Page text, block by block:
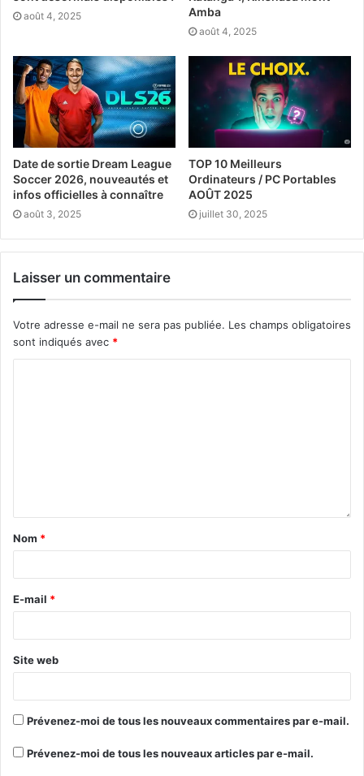
août 4, 2025
Amba
août 4, 2025
Date de sortie Dream League
Soccer 2026, nouveautés et
infos officielles à connaître
août 3, 2025
TOP 10 Meilleurs
Ordinateurs / PC Portables
AOÛT 2025
juillet 30, 2025
Laisser un commentaire
Votre adresse e-mail ne sera pas publiée. Les champs obligatoires
sont indiqués avec *
Nom *
E-mail *
Site web
Prévenez-moi de tous les nouveaux commentaires par e-mail.
Prévenez-moi de tous les nouveaux articles par e-mail.